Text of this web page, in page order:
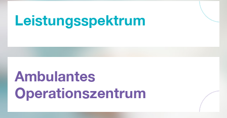
Leistungsspektrum
Ambulantes
Operationszentrum